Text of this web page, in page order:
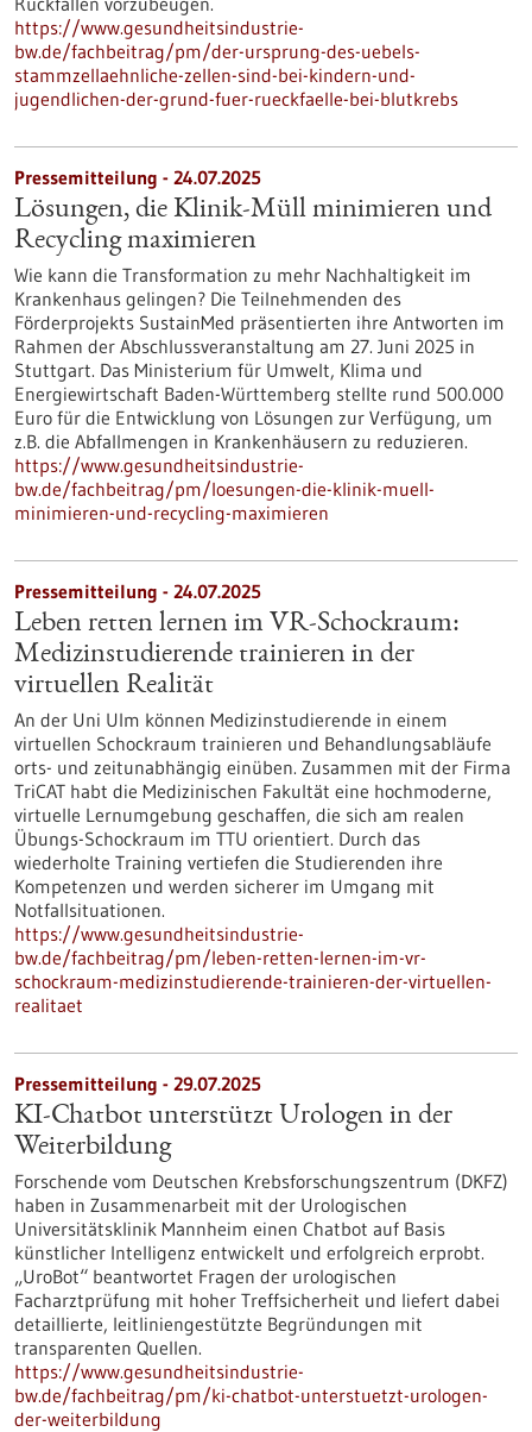
https://www.gesundheitsindustrie-
bw.de/fachbeitrag/pm/der-ursprung-des-uebels-
stammzellaehnliche-zellen-sind-bei-kindern-und-
jugendlichen-der-grund-fuer-rueckfaelle-bei-blutkrebs
Pressemitteilung - 24.07.2025
Lösungen, die Klinik-Müll minimieren und
Recycling maximieren
Wie kann die Transformation zu mehr Nachhaltigkeit im
Krankenhaus gelingen? Die Teilnehmenden des
Förderprojekts SustainMed präsentierten ihre Antworten im
Rahmen der Abschlussveranstaltung am 27. Juni 2025 in
Stuttgart. Das Ministerium für Umwelt, Klima und
Energiewirtschaft Baden-Württemberg stellte rund 500.000
Euro für die Entwicklung von Lösungen zur Verfügung, um
z.B. die Abfallmengen in Krankenhäusern zu reduzieren.
https://www.gesundheitsindustrie-
bw.de/fachbeitrag/pm/loesungen-die-klinik-muell-
minimieren-und-recycling-maximieren
Pressemitteilung - 24.07.2025
Leben retten lernen im VR-Schockraum:
Medizinstudierende trainieren in der
virtuellen Realität
An der Uni Ulm können Medizinstudierende in einem
virtuellen Schockraum trainieren und Behandlungsabläufe
orts- und zeitunabhängig einüben. Zusammen mit der Firma
TriCAT habt die Medizinischen Fakultät eine hochmoderne,
virtuelle Lernumgebung geschaffen, die sich am realen
Übungs-Schockraum im TTU orientiert. Durch das
wiederholte Training vertiefen die Studierenden ihre
Kompetenzen und werden sicherer im Umgang mit
Notfallsituationen.
https://www.gesundheitsindustrie-
bw.de/fachbeitrag/pm/leben-retten-lernen-im-vr-
schockraum-medizinstudierende-trainieren-der-virtuellen-
realitaet
Pressemitteilung - 29.07.2025
KI-Chatbot unterstützt Urologen in der
Weiterbildung
Forschende vom Deutschen Krebsforschungszentrum (DKFZ)
haben in Zusammenarbeit mit der Urologischen
Universitätsklinik Mannheim einen Chatbot auf Basis
künstlicher Intelligenz entwickelt und erfolgreich erprobt.
„UroBot“ beantwortet Fragen der urologischen
Facharztprüfung mit hoher Treffsicherheit und liefert dabei
detaillierte, leitliniengestützte Begründungen mit
transparenten Quellen.
https://www.gesundheitsindustrie-
bw.de/fachbeitrag/pm/ki-chatbot-unterstuetzt-urologen-
der-weiterbildung